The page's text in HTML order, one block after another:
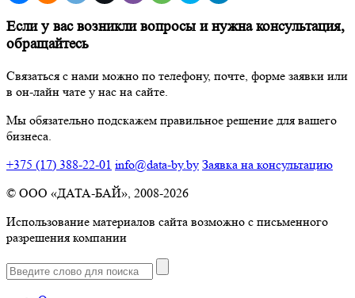
Если у вас возникли вопросы и нужна консультация,
обращайтесь
Связаться с нами можно по телефону, почте, форме заявки или
в он-лайн чате у нас на сайте.
Мы обязательно подскажем правильное решение для вашего
бизнеса.
+375 (17) 388-22-01 info@data-by.by Заявка на консультацию
© OОО «ДАТА-БАЙ», 2008-2026
Использование материалов сайта возможно с письменного
разрешения компании